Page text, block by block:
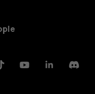
YoutubeLinkedinDiscord